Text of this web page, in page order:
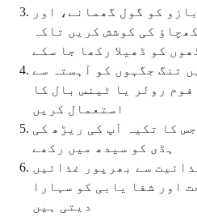
کو گول گھمانے، اور
کی کوشش کریں تاکہ
کو ڈھیلا رکھا جا سکے
تنگ جگہوں کو آہستہ سے
رولر یا ٹینس بال کا
استعمال کریں
کا تکیہ آپ کی ریڑھ کی
ہڈی کو سیدھ میں رکھے
سے بھرپور غذائیں
اور شفا یابی کو سہارا
دیتی ہیں